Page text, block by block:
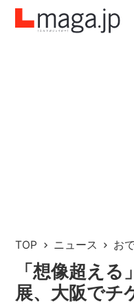
TOP ニュース お
「想像超え
展、大阪でチ